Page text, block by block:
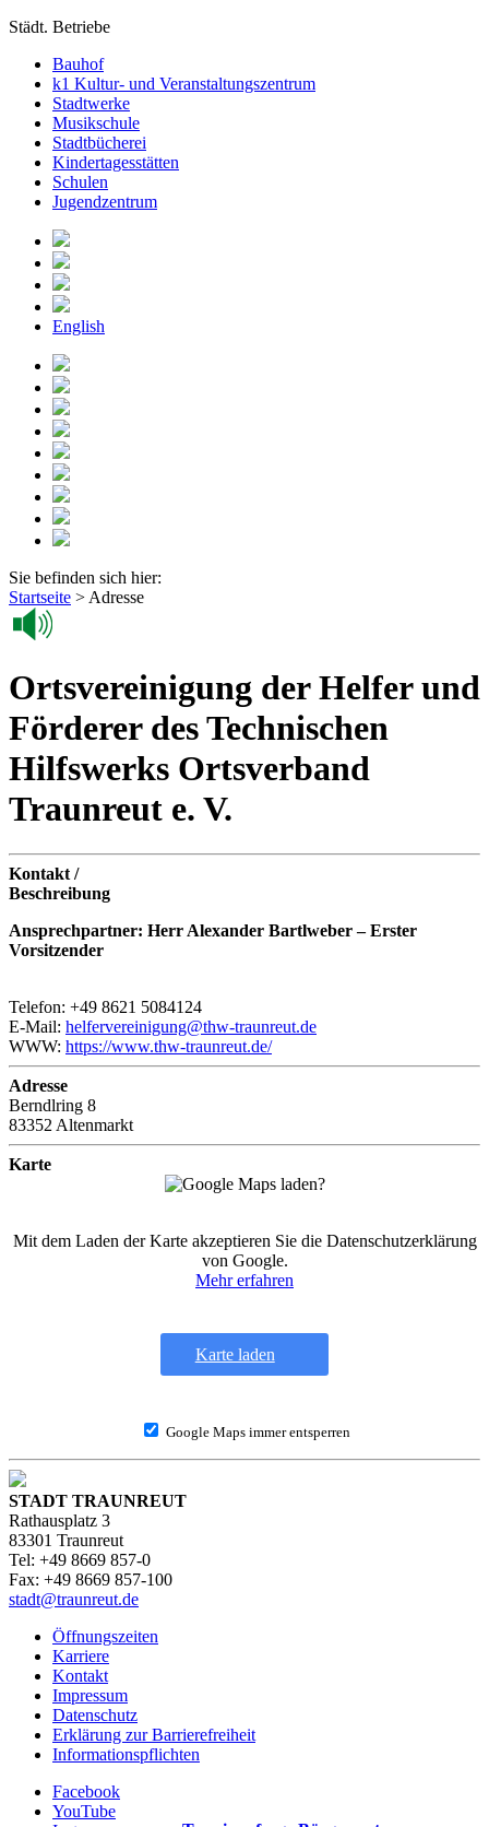
Städt. Betriebe
Bauhof
k1 Kultur- und Veranstaltungszentrum
Stadtwerke
Musikschule
Stadtbücherei
Kindertagesstätten
Schulen
Jugendzentrum
English
Sie befinden sich hier:
Startseite > Adresse
Ortsvereinigung der Helfer und
Förderer des Technischen
Hilfswerks Ortsverband
Traunreut e. V.
Kontakt /
Beschreibung
Ansprechpartner: Herr Alexander Bartlweber – Erster
Vorsitzender
Telefon: +49 8621 5084124
E-Mail: helfervereinigung@thw-traunreut.de
WWW: https://www.thw-traunreut.de/
Adresse
Berndlring 8
83352 Altenmarkt
Karte
Mit dem Laden der Karte akzeptieren Sie die Datenschutzerklärung
von Google.
Mehr erfahren
Karte laden
Google Maps immer entsperren
STADT TRAUNREUT
Rathausplatz 3
83301 Traunreut
Tel: +49 8669 857-0
Fax: +49 8669 857-100
stadt@traunreut.de
Öffnungszeiten
Karriere
Kontakt
Impressum
Datenschutz
Erklärung zur Barrierefreiheit
Informationspflichten
Facebook
YouTube